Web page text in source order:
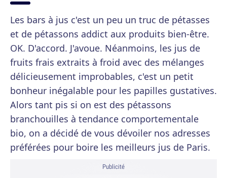
Les bars à jus c'est un peu un truc de pétasses
et de pétassons addict aux produits bien-être.
OK. D'accord. J'avoue. Néanmoins, les jus de
fruits frais extraits à froid avec des mélanges
délicieusement improbables, c'est un petit
bonheur inégalable pour les papilles gustatives.
Alors tant pis si on est des pétassons
branchouilles à tendance comportementale
bio, on a décidé de vous dévoiler nos adresses
préférées pour boire les meilleurs jus de Paris.
Publicité